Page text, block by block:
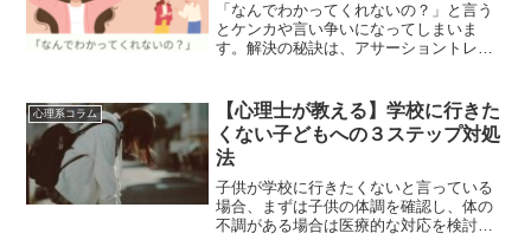
「なんでわかってくれないの？」と言う
とケンカや言い争いになってしまいま
す。解決の秘訣は、アサーショントレー
加えることです。関係を大切にした伝え
方を実践していきましょう。
心理系コラム
【心理士が教える】学校に行きた
くない子どもへの３ステップ対処
法
子供が学校に行きたくないと言っている
場合、まずは子供の体調を確認し、体の
不調がある場合は医療的な対応を検討し